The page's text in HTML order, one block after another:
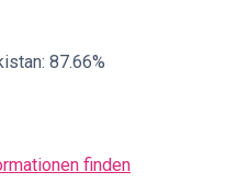
87.66%
finden